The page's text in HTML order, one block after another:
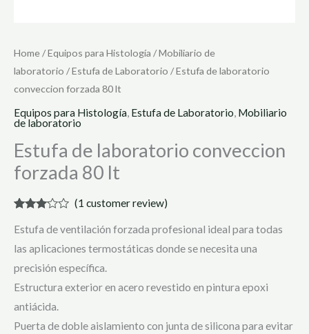
Home/Equipos para Histología /Mobiliario de
laboratorio /Estufa de Laboratorio / Estufa de laboratorio
conveccion forzada 80 lt
Equipos para Histología, Estufa de Laboratorio, Mobiliario
de laboratorio
Estufa de laboratorio conveccion
forzada 80 lt
3.00
based
customer
rating
(1 customer review)
Estufa de ventilación forzada profesional ideal para todas
las aplicaciones termostáticas donde se necesita una
precisión específica.
Estructura exterior en acero revestido en pintura epoxi
antiácida.
Puerta de doble aislamiento con junta de silicona para evitar